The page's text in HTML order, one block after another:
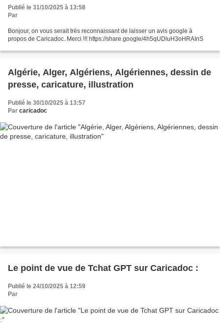
Publié le 31/10/2025 à 13:58
Par
Bonjour, on vous serait très reconnaissant de laisser un avis google à
propos de Caricadoc. Merci !!! https://share.google/4h5qUDluH3oHRAInS
Algérie, Alger, Algériens, Algériennes, dessin de
presse, caricature, illustration
Publié le 30/10/2025 à 13:57
Par caricadoc
Le point de vue de Tchat GPT sur Caricadoc :
Publié le 24/10/2025 à 12:59
Par